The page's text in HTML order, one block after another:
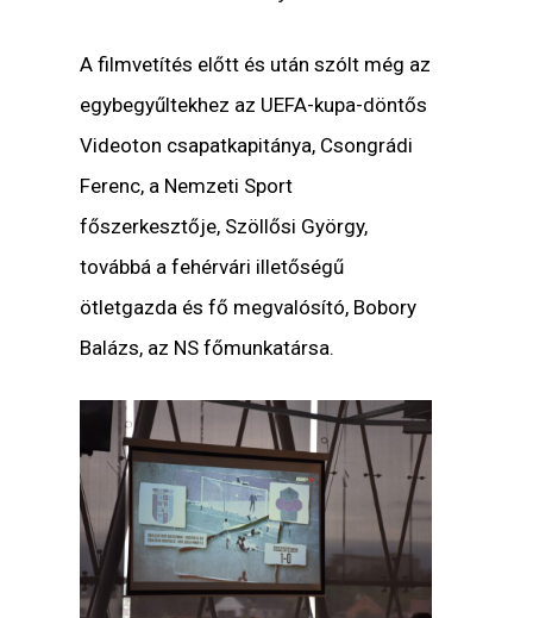
A filmvetítés előtt és után szólt még az
egybegyűltekhez az UEFA-kupa-döntős
Videoton csapatkapitánya, Csongrádi
Ferenc, a Nemzeti Sport
főszerkesztője, Szöllősi György,
továbbá a fehérvári illetőségű
ötletgazda és fő megvalósító, Bobory
Balázs, az NS főmunkatársa.